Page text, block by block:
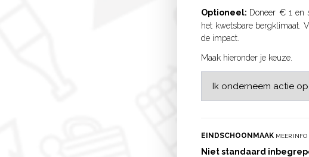
Optioneel: Doneer € 1 en
het kwetsbare bergklimaat.
de impact.
Maak hieronder je keuze.
EINDSCHOONMAAK MEER INFO
Niet standaard